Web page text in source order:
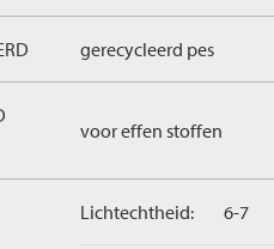
gerecycleerd pes
voor effen stoffen
Lichtechtheid: 6-7